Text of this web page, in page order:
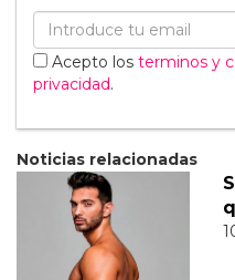
Acepto los terminos y
privacidad.
Noticias relacionadas